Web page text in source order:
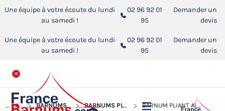
Une équipe à votre écoute du lundi
au samedi !
02 96 92 01
95
Demander un
devis
Une équipe à votre écoute du lundi
au samedi !
02 96 92 01
95
Demander un
devis
0
ACCUEIL BARNUMS PLIANTS ALUMINIUM PRO 55 LUXE M2 BARNUMS PLIANTS ALUMINIUM PRO 55 M2 AVEC FENÊTRES BARNUM PLIANT ALU PRO 55 LUXE M2 4MX4M NOIR + PACK FENÊTRES PVC 580GR/M²